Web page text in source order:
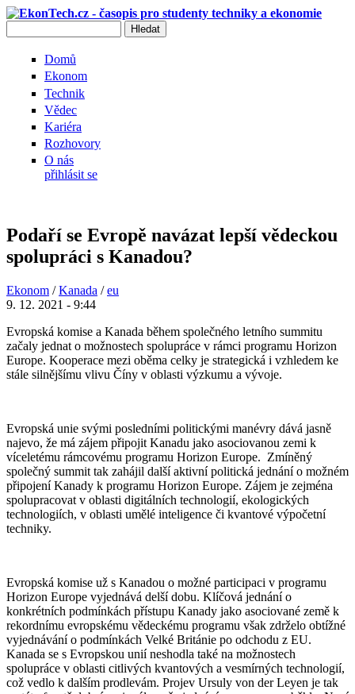
Přejít k hlavnímu obsahu
Domů
Ekonom
Technik
Vědec
Kariéra
Rozhovory
O nás
přihlásit se
Podaří se Evropě navázat lepší vědeckou
spolupráci s Kanadou?
Ekonom /Kanada /eu
9. 12. 2021 - 9:44
Evropská komise a Kanada během společného letního summitu
začaly jednat o možnostech spolupráce v rámci programu Horizon
Europe. Kooperace mezi oběma celky je strategická i vzhledem ke
stále silnějšímu vlivu Číny v oblasti výzkumu a vývoje.
Evropská unie svými posledními politickými manévry dává jasně
najevo, že má zájem připojit Kanadu jako asociovanou zemi k
víceletému rámcovému programu Horizon Europe. Zmíněný
společný summit tak zahájil další aktivní politická jednání o možném
připojení Kanady k programu Horizon Europe. Zájem je zejména
spolupracovat v oblasti digitálních technologií, ekologických
technologiích, v oblasti umělé inteligence či kvantové výpočetní
techniky.
Evropská komise už s Kanadou o možné participaci v programu
Horizon Europe vyjednává delší dobu. Klíčová jednání o
konkrétních podmínkách přístupu Kanady jako asociované země k
rekordnímu evropskému vědeckému programu však zdrželo obtížné
vyjednávání o podmínkách Velké Británie po odchodu z EU.
Kanada se s Evropskou unií neshodla také na možnostech
spolupráce v oblasti citlivých kvantových a vesmírných technologií,
což vedlo k dalším prodlevám. Projev Ursuly von der Leyen je tak